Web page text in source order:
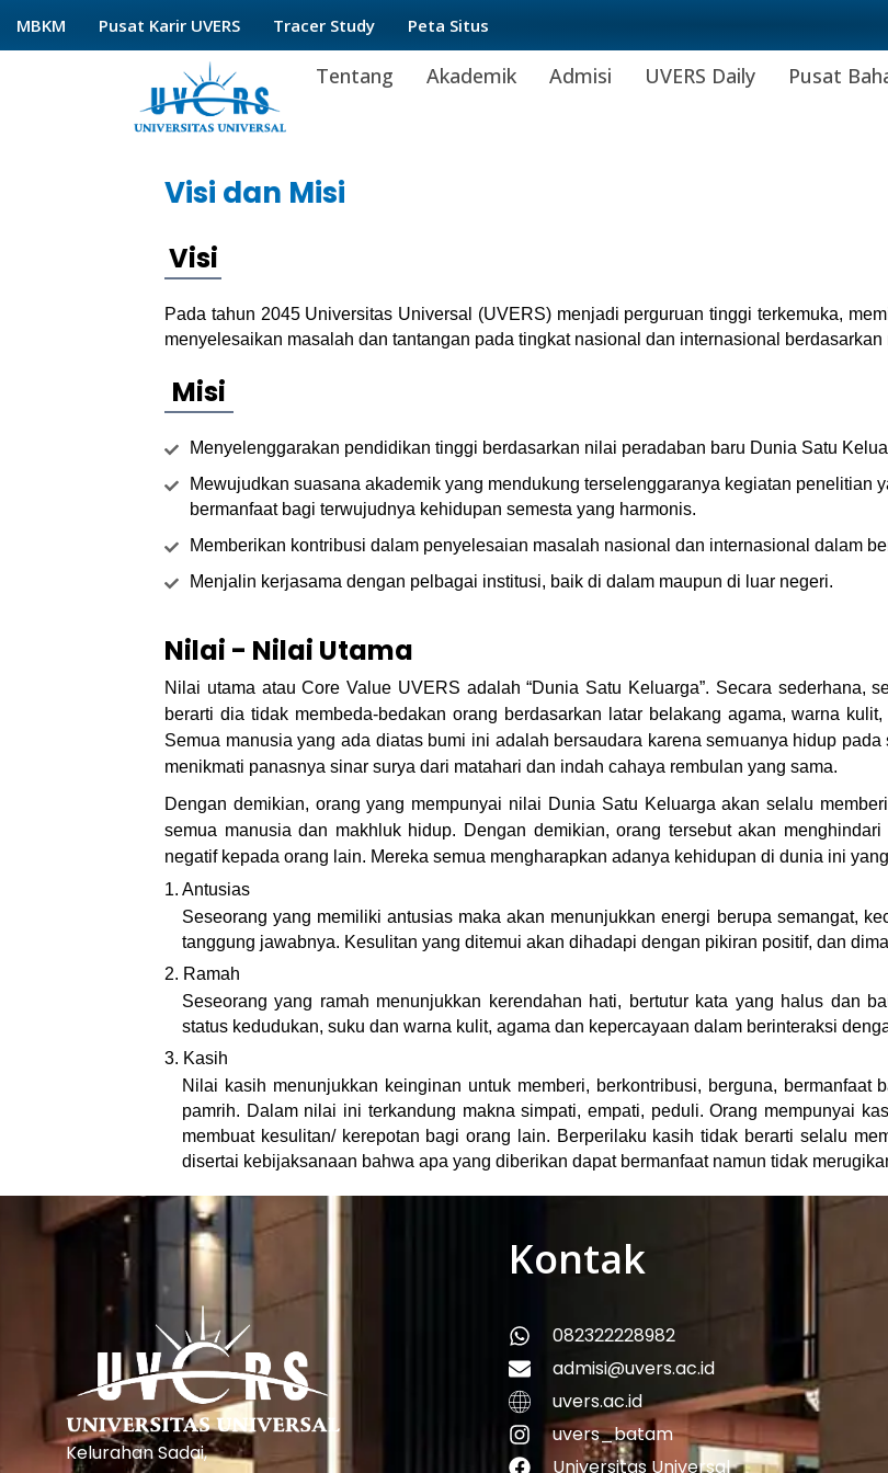
Lewati
ke
MBKM Pusat Karir UVERS Tracer Study Peta Situs
Tentang Akademik Admisi UVERS Daily Pusat
Visi dan Misi
Visi
Pada tahun 2045 Universitas Universal (UVERS) menjadi perguruan tinggi terkemuka,
menyelesaikan masalah dan tantangan pada tingkat nasional dan internasional
Misi
Menyelenggarakan pendidikan tinggi berdasarkan nilai peradaban baru Dunia Satu
Mewujudkan suasana akademik yang mendukung terselenggaranya kegiatan penelitian
bermanfaat bagi terwujudnya kehidupan semesta yang harmonis.
Memberikan kontribusi dalam penyelesaian masalah nasional dan internasional dalam
Menjalin kerjasama dengan pelbagai institusi, baik di dalam maupun di luar negeri.
Nilai - Nilai Utama
Nilai utama atau Core Value UVERS adalah “Dunia Satu Keluarga”. Secara sederhana,
berarti dia tidak membeda-bedakan orang berdasarkan latar belakang agama, warna
Semua manusia yang ada diatas bumi ini adalah bersaudara karena semuanya hidup
menikmati panasnya sinar surya dari matahari dan indah cahaya rembulan yang sama.
Dengan demikian, orang yang mempunyai nilai Dunia Satu Keluarga akan selalu
semua manusia dan makhluk hidup. Dengan demikian, orang tersebut akan
negatif kepada orang lain. Mereka semua mengharapkan adanya kehidupan di dunia ini
1. Antusias
Seseorang yang memiliki antusias maka akan menunjukkan energi berupa semangat,
tanggung jawabnya. Kesulitan yang ditemui akan dihadapi dengan pikiran positif, dan
2. Ramah
Seseorang yang ramah menunjukkan kerendahan hati, bertutur kata yang halus dan
status kedudukan, suku dan warna kulit, agama dan kepercayaan dalam berinteraksi
3. Kasih
Nilai kasih menunjukkan keinginan untuk memberi, berkontribusi, berguna,
pamrih. Dalam nilai ini terkandung makna simpati, empati, peduli. Orang mempunyai
membuat kesulitan/ kerepotan bagi orang lain. Berperilaku kasih tidak berarti selalu
disertai kebijaksanaan bahwa apa yang diberikan dapat bermanfaat namun tidak
Kelurahan Sadai,
Kontak
082322228982
admisi@uvers.ac.id
uvers.ac.id
uvers_batam
Universitas Universal